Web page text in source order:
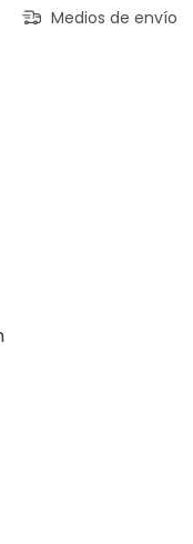
Medios de envío